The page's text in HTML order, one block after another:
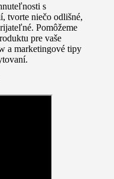
s
tvorte niečo odlišné,
Pomôžeme
pre vaše
a marketingové tipy